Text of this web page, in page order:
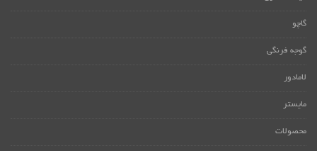
گاچو
گوجه فرنگی
لامادور
مایستر
محصولات